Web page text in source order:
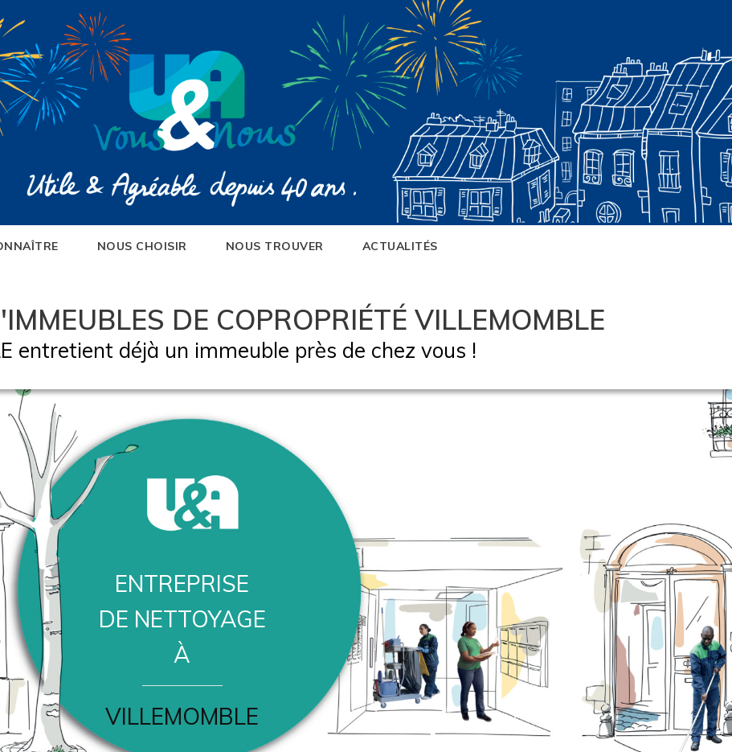
NOUS CHOISIR NOUS TROUVER ACTUALITÉS
DE COPROPRIÉTÉ VILLEMOMBLE
entretient déjà un immeuble près de chez vous !
ENTREPRISE
DE NETTOYAGE
À
VILLEMOMBLE